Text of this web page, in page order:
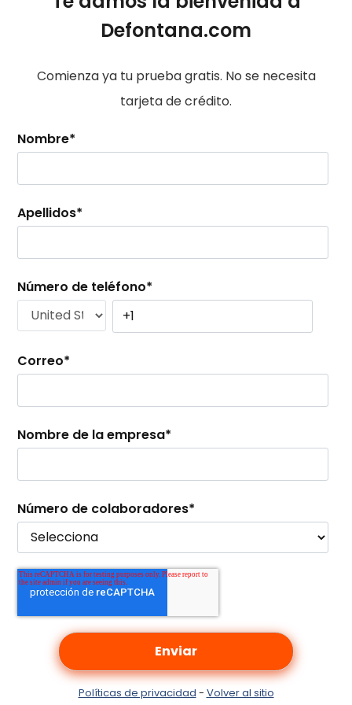
Defontana.com
Comienza ya tu prueba gratis. No se necesita
tarjeta de crédito.
Nombre*
Apellidos*
Número de teléfono*
Correo*
Nombre de la empresa*
Número de colaboradores*
Políticas de privacidad - Volver al sitio